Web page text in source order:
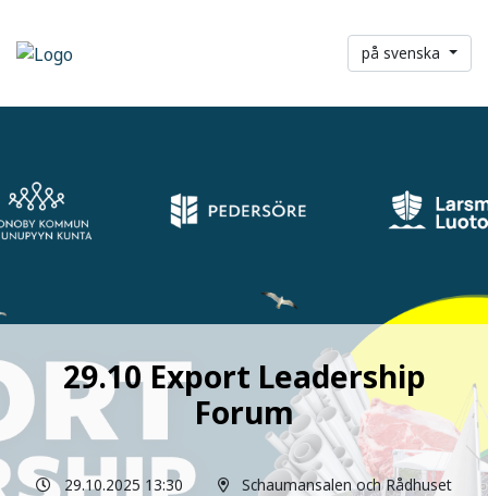
på svenska
29.10 Export Leadership
Forum
29.10.2025 13:30 Schaumansalen och Rådhuset